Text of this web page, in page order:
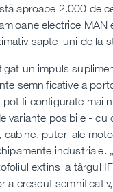
aproape 2.000 de
electrice MAN
șapte luni de la
un impuls
semnificative a
pot fi configurate mai
variante posibile - cu
cabine, puteri ale
industriale.
extins la târgul
a crescut